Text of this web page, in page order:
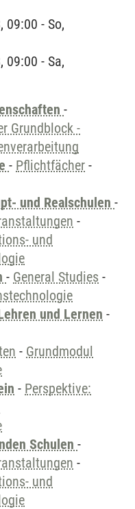
09:00 - So,
09:00 - Sa,
-
Grundblock -
- Pflichtfächer -
und Realschulen -
-
und
- General Studies -
und Lernen -
- Grundmodul
- Perspektive:
Schulen -
-
und